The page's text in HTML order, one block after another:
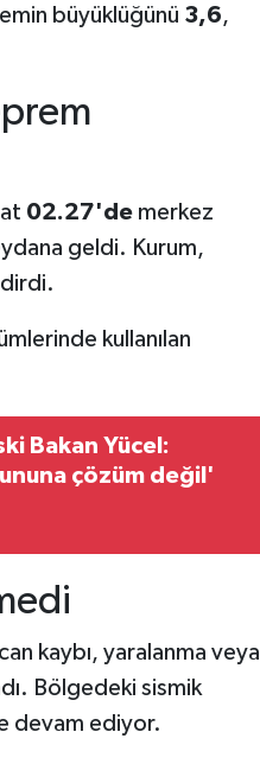
büyüklüğünü 3,6,
02.27'demerkez
geldi. Kurum,
kullanılan
Bakan Yücel:
çözüm değil'
kaybı, yaralanma veya
Bölgedeki sismik
devam ediyor.